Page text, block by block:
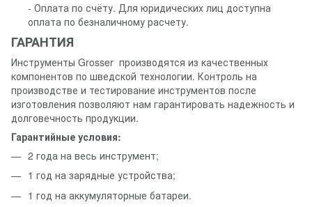
- Оплата по счёту. Для юридических лиц доступна
оплата по безналичному расчету.
ГАРАНТИЯ
Инструменты Grosser производятся из качественных
компонентов по шведской технологии. Контроль на
производстве и тестирование инструментов после
изготовления позволяют нам гарантировать надежность и
долговечность продукции.
Гарантийные условия:
2 года на весь инструмент;
1 год на зарядные устройства;
1 год на аккумуляторные батареи.